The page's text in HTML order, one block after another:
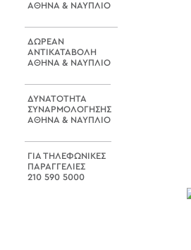
Sonoma - Ανθρακί
Sonoma - Άσπρο
Sonoma - Γκρι
Sonoma - Λευκό
Sonoma Γκρι
Wenge
ΑΘΗΝΑ & ΝΑΥΠΛΙΟ
ΔΩΡΕΑΝ
ΑΝΤΙΚΑΤΑΒΟΛΗ
ΑΘΗΝΑ & ΝΑΥΠΛΙΟ
ΔΥΝΑΤΟΤΗΤΑ
ΣΥΝΑΡΜΟΛΟΓΗΣΗΣ
ΑΘΗΝΑ & ΝΑΥΠΛΙΟ
ΓΙΑ ΤΗΛΕΦΩΝΙΚΕΣ
ΠΑΡΑΓΓΕΛΙΕΣ
210 590 5000